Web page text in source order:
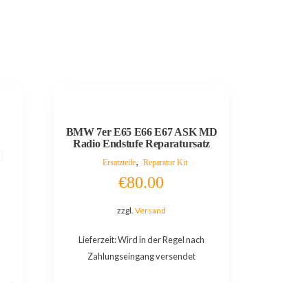
BMW 7er E65 E66 E67 ASK MD
Radio Endstufe Reparatursatz
Ersatzteile, Reparatur Kit
€80.00
zzgl. Versand
Lieferzeit: Wird in der Regel nach
Zahlungseingang versendet